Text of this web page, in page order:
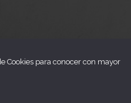
Cookies para conocer con mayor